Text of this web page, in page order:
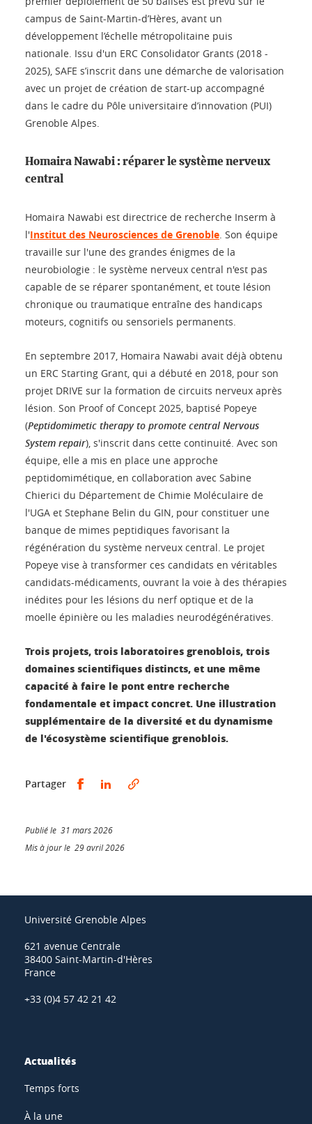
campus de Saint-Martin-d’Hères, avant un
développement l’échelle métropolitaine puis
nationale. Issu d'un ERC Consolidator Grants (2018 -
2025), SAFE s’inscrit dans une démarche de valorisation
avec un projet de création de start-up accompagné
dans le cadre du Pôle universitaire d’innovation (PUI)
Grenoble Alpes.
Homaira Nawabi : réparer le système nerveux
central
Homaira Nawabi est directrice de recherche Inserm à
l'Institut des Neurosciences de Grenoble . Son équipe
travaille sur l'une des grandes énigmes de la
neurobiologie : le système nerveux central n'est pas
capable de se réparer spontanément, et toute lésion
chronique ou traumatique entraîne des handicaps
moteurs, cognitifs ou sensoriels permanents.
En septembre 2017, Homaira Nawabi avait déjà obtenu
un ERC Starting Grant, qui a débuté en 2018, pour son
projet DRIVE sur la formation de circuits nerveux après
lésion. Son Proof of Concept 2025, baptisé Popeye
(Peptidomimetic therapy to promote central Nervous
System repair), s'inscrit dans cette continuité. Avec son
équipe, elle a mis en place une approche
peptidomimétique, en collaboration avec Sabine
Chierici du Département de Chimie Moléculaire de
l'UGA et Stephane Belin du GIN, pour constituer une
banque de mimes peptidiques favorisant la
régénération du système nerveux central. Le projet
Popeye vise à transformer ces candidats en véritables
candidats-médicaments, ouvrant la voie à des thérapies
inédites pour les lésions du nerf optique et de la
moelle épinière ou les maladies neurodégénératives.
Trois projets, trois laboratoires grenoblois, trois
domaines scientifiques distincts, et une même
capacité à faire le pont entre recherche
fondamentale et impact concret. Une illustration
supplémentaire de la diversité et du dynamisme
de l'écosystème scientifique grenoblois.
Partager Partager sur Facebook
Partager sur LinkedIn
Publié le 31 mars 2026
Mis à jour le 29 avril 2026
Université Grenoble Alpes
621 avenue Centrale
38400 Saint-Martin-d'Hères
France
+33 (0)4 57 42 21 42
Actualités
Temps forts
À la une